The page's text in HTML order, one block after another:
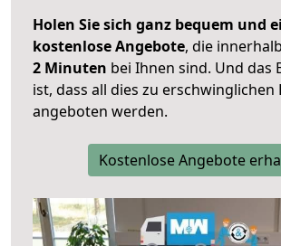
Holen Sie sich ganz bequem und
kostenlose Angebote, die
2 Minuten bei Ihnen sind. Und das
ist, dass all dies zu erschwinglichen
angeboten werden.
Kostenlose Angebote